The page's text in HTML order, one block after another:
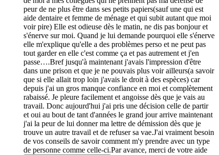
peur de ne plus être dans ses petits papiers(sauf une qui est
aide dentaire et femme de ménage et qui subit autant que moi
voir pire) Elle est odieuse dès le matin, ne dis pas bonjour et
s'énerve sur moi. Quand je lui demande pourquoi elle s'énerve
elle m'explique qu'elle a des problèmes perso et ne peut pas
tout garder en elle c'est comme ça et pas autrement et j'en
passe….Bref jusqu'à maintenant j'avais l'impression d'être
dans une prison et que je ne pouvais plus voir ailleurs(a savoir
que si elle allait trop loin j'avais le droit à des espèces) car
depuis j'ai un gros manque confiance en moi et complètement
rabaissé. Je pleure facilement et angoisse dès que je vais au
travail. Donc aujourd'hui j'ai pris une décision celle de partir
et oui au bout de tant d'années le grand jour arrive maintenant
j'ai la peur de lui donner ma lettre de démission dès que je
trouve un autre travail et de refuser sa vae.J'ai vraiment besoin
de vos conseils de savoir comment m'y prendre avec un type
de personne comme celle-ci.Par avance, merci de votre aide